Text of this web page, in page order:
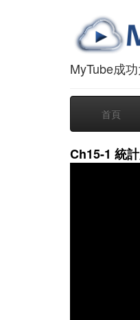
MyTube成
首頁
Ch15-1 統